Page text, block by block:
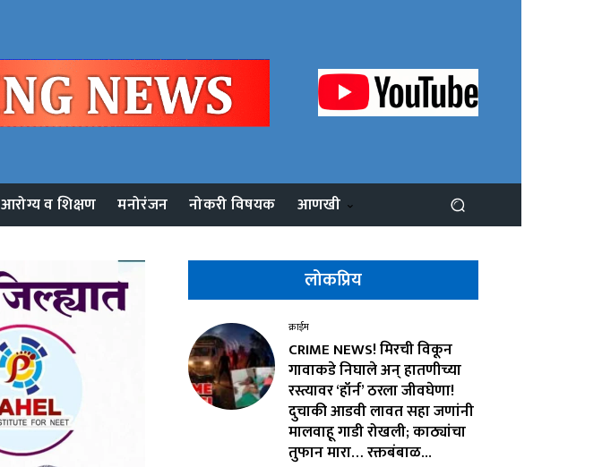
आरोग्य व शिक्षण मनोरंजन नोकरी विषयक आणखी
लोकप्रिय
क्राईम
CRIME NEWS! मिरची विकून
गावाकडे निघाले अन् हातणीच्या
रस्त्यावर ‘हॉर्न’ ठरला जीवघेणा!
दुचाकी आडवी लावत सहा जणांनी
मालवाहू गाडी रोखली; काठ्यांचा
तुफान मारा… रक्तबंबाळ...